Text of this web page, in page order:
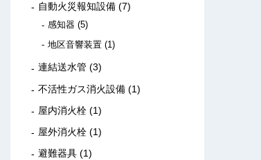
自動火災報知設備 (7)
感知器 (5)
地区音響装置 (1)
連結送水管 (3)
不活性ガス消火設備 (1)
屋内消火栓 (1)
屋外消火栓 (1)
避難器具 (1)